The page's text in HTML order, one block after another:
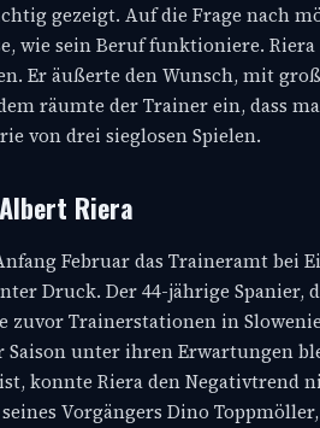
gezeigt. Auf die Frage nach
wie sein Beruf funktioniere.
Er äußerte den Wunsch, mit
räumte der Trainer ein, dass
von drei sieglosen Spielen.
Riera
Februar das Traineramt
Druck. Der 44-jährige
zuvor Trainerstationen in
Saison unter ihren Erwartungen
konnte Riera den Negativtrend
Vorgängers Dino